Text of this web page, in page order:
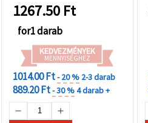
1267.50 Ft
for1 darab
KEDVEZMÉNYEK
MENNYISÉGHEZ
1014.00 Ft- 20 % 2-3 darab
889.20 Ft- 30 %4 darab +